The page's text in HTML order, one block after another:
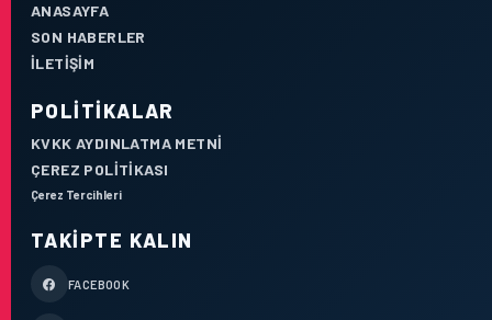
ANASAYFA
SON HABERLER
İLETIŞIM
POLITIKALAR
KVKK AYDINLATMA METNI
ÇEREZ POLITIKASI
Çerez Tercihleri
TAKIPTE KALIN
FACEBOOK